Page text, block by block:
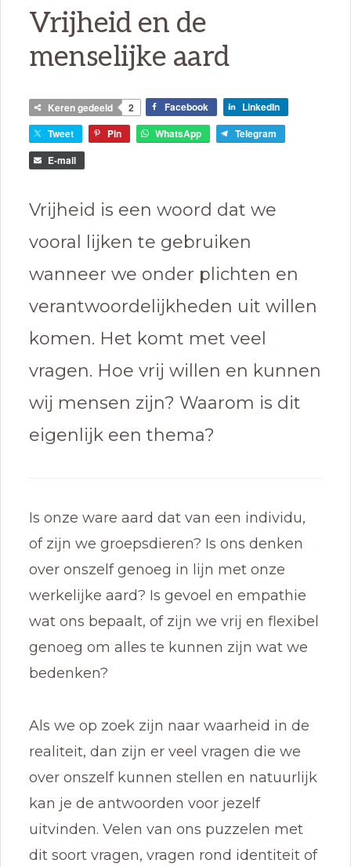
Vrijheid en de
menselijke aard
Keren gedeeld 2 Facebook
LinkedIn
Tweet
Pin WhatsApp
Telegram
E-mail
Vrijheid is een woord dat we
vooral lijken te gebruiken
wanneer we onder plichten en
verantwoordelijkheden uit willen
komen. Het komt met veel
vragen. Hoe vrij willen en kunnen
wij mensen zijn? Waarom is dit
eigenlijk een thema?
Is onze ware aard dat van een individu,
of zijn we groepsdieren? Is ons denken
over onszelf genoeg in lijn met onze
werkelijke aard? Is gevoel en empathie
wat ons bepaalt, of zijn we vrij en flexibel
genoeg om alles te kunnen zijn wat we
bedenken?
Als we op zoek zijn naar waarheid in de
realiteit, dan zijn er veel vragen die we
over onszelf kunnen stellen en natuurlijk
kan je de antwoorden voor jezelf
uitvinden. Velen van ons puzzelen met
dit soort vragen, vragen rond identiteit of